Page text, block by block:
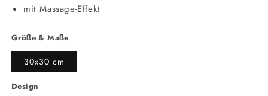
mit Massage-Effekt
Größe & Maße
30x30 cm
Design